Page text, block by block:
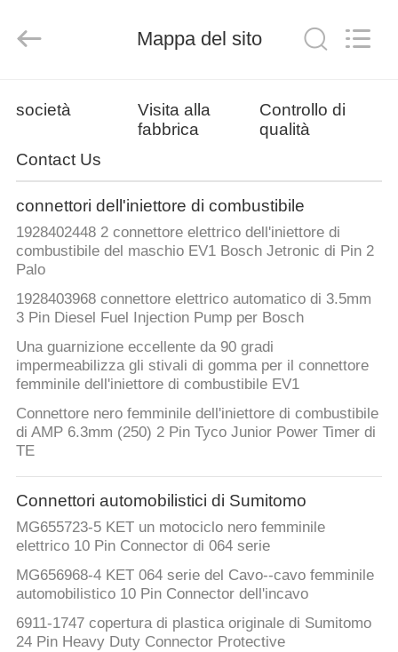
PRODOTTI
CIRCA
NOI
GIRO
DELLA
FABBRICA
CONTROLLO
DI
QUALITÀ
CONTATTICI
RICHIEDA
UNA
CITAZIONE
Parts
Mappa del sito
società
Visita alla
fabbrica
Controllo di
qualità
Contact Us
connettori dell'iniettore di combustibile
1928402448 2 connettore elettrico dell'iniettore di
combustibile del maschio EV1 Bosch Jetronic di Pin 2
Palo
1928403968 connettore elettrico automatico di 3.5mm
3 Pin Diesel Fuel Injection Pump per Bosch
Una guarnizione eccellente da 90 gradi
impermeabilizza gli stivali di gomma per il connettore
femminile dell'iniettore di combustibile EV1
Connettore nero femminile dell'iniettore di combustibile
di AMP 6.3mm (250) 2 Pin Tyco Junior Power Timer di
TE
Connettori automobilistici di Sumitomo
MG655723-5 KET un motociclo nero femminile
elettrico 10 Pin Connector di 064 serie
MG656968-4 KET 064 serie del Cavo--cavo femminile
automobilistico 10 Pin Connector dell'incavo
6911-1747 copertura di plastica originale di Sumitomo
24 Pin Heavy Duty Connector Protective